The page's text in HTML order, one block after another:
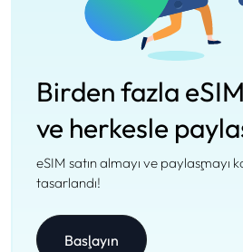
Birden fazla
ve herkesle
eSIM satın almayı ve paylaşmayı
tasarlandı!
Başlayın